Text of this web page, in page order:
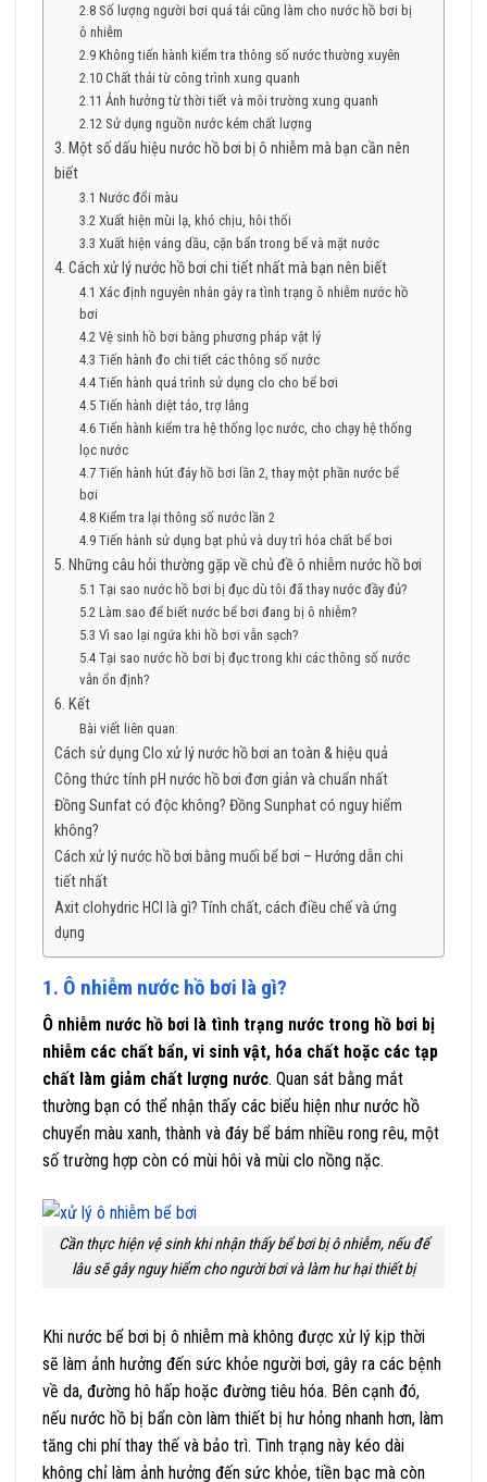
2.8 Số lượng người bơi quá tải cũng làm cho nước hồ bơi bị
ô nhiễm
2.9 Không tiến hành kiểm tra thông số nước thường xuyên
2.10 Chất thải từ công trình xung quanh
2.11 Ảnh hưởng từ thời tiết và môi trường xung quanh
2.12 Sử dụng nguồn nước kém chất lượng
3. Một số dấu hiệu nước hồ bơi bị ô nhiễm mà bạn cần nên
biết
3.1 Nước đổi màu
3.2 Xuất hiện mùi lạ, khó chịu, hôi thối
3.3 Xuất hiện váng dầu, cặn bẩn trong bể và mặt nước
4. Cách xử lý nước hồ bơi chi tiết nhất mà bạn nên biết
4.1 Xác định nguyên nhân gây ra tình trạng ô nhiễm nước hồ
bơi
4.2 Vệ sinh hồ bơi bằng phương pháp vật lý
4.3 Tiến hành đo chi tiết các thông số nước
4.4 Tiến hành quá trình sử dụng clo cho bể bơi
4.5 Tiến hành diệt tảo, trợ lắng
4.6 Tiến hành kiểm tra hệ thống lọc nước, cho chạy hệ thống
lọc nước
4.7 Tiến hành hút đáy hồ bơi lần 2, thay một phần nước bể
bơi
4.8 Kiểm tra lại thông số nước lần 2
4.9 Tiến hành sử dụng bạt phủ và duy trì hóa chất bể bơi
5. Những câu hỏi thường gặp về chủ đề ô nhiễm nước hồ bơi
5.1 Tại sao nước hồ bơi bị đục dù tôi đã thay nước đầy đủ?
5.2 Làm sao để biết nước bể bơi đang bị ô nhiễm?
5.3 Vì sao lại ngứa khi hồ bơi vẫn sạch?
5.4 Tại sao nước hồ bơi bị đục trong khi các thông số nước
vẫn ổn định?
6. Kết
Bài viết liên quan:
Cách sử dụng Clo xử lý nước hồ bơi an toàn & hiệu quả
Công thức tính pH nước hồ bơi đơn giản và chuẩn nhất
Đồng Sunfat có độc không? Đồng Sunphat có nguy hiểm
không?
Cách xử lý nước hồ bơi bằng muối bể bơi – Hướng dẫn chi
tiết nhất
Axit clohydric HCl là gì? Tính chất, cách điều chế và ứng
dụng
1. Ô nhiễm nước hồ bơi là gì?
Ô nhiễm nước hồ bơi là tình trạng nước trong hồ bơi bị
nhiễm các chất bẩn, vi sinh vật, hóa chất hoặc các tạp
chất làm giảm chất lượng nước. Quan sát bằng mắt
thường bạn có thể nhận thấy các biểu hiện như nước hồ
chuyển màu xanh, thành và đáy bể bám nhiều rong rêu, một
số trường hợp còn có mùi hôi và mùi clo nồng nặc.
Cần thực hiện vệ sinh khi nhận thấy bể bơi bị ô nhiễm, nếu để
lâu sẽ gây nguy hiểm cho người bơi và làm hư hại thiết bị
Khi nước bể bơi bị ô nhiễm mà không được xử lý kịp thời
sẽ làm ảnh hưởng đến sức khỏe người bơi, gây ra các bệnh
về da, đường hô hấp hoặc đường tiêu hóa. Bên cạnh đó,
nếu nước hồ bị bẩn còn làm thiết bị hư hỏng nhanh hơn, làm
tăng chi phí thay thế và bảo trì. Tình trạng này kéo dài
không chỉ làm ảnh hưởng đến sức khỏe, tiền bạc mà còn